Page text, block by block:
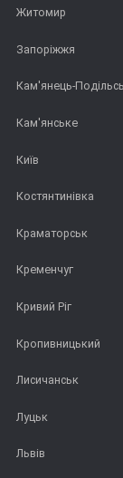
Житомир
Запоріжжя
Кам'янець-
Кам'янське
Київ
Костянтинівка
Краматорськ
Кременчуг
Кривий Ріг
Кропивницький
Лисичанськ
Луцьк
Львів